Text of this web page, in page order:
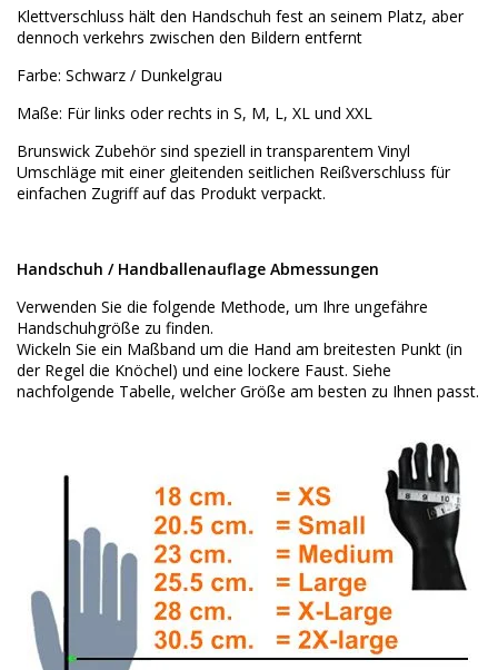
Klettverschluss hält den Handschuh fest an seinem Platz, aber
dennoch verkehrs zwischen den Bildern entfernt
Farbe: Schwarz / Dunkelgrau
Maße: Für links oder rechts in S, M, L, XL und XXL
Brunswick Zubehör sind speziell in transparentem Vinyl
Umschläge mit einer gleitenden seitlichen Reißverschluss für
einfachen Zugriff auf das Produkt verpackt.
Handschuh / Handballenauflage Abmessungen
Verwenden Sie die folgende Methode, um Ihre ungefähre
Handschuhgröße zu finden.
Wickeln Sie ein Maßband um die Hand am breitesten Punkt (in
der Regel die Knöchel) und eine lockere Faust. Siehe
nachfolgende Tabelle, welcher Größe am besten zu Ihnen passt.